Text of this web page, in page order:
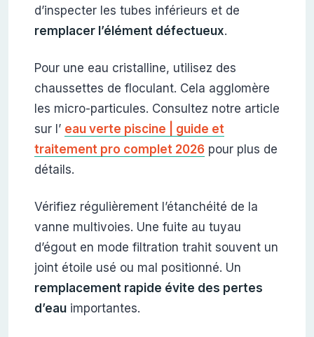
d’inspecter les tubes inférieurs et de
remplacer l’élément défectueux.
Pour une eau cristalline, utilisez des
chaussettes de floculant. Cela agglomère
les micro-particules. Consultez notre article
sur l’ eau verte piscine | guide et
traitement pro complet 2026pour plus de
détails.
Vérifiez régulièrement l’étanchéité de la
vanne multivoies. Une fuite au tuyau
d’égout en mode filtration trahit souvent un
joint étoile usé ou mal positionné. Un
remplacement rapide évite des pertes
d’eauimportantes.